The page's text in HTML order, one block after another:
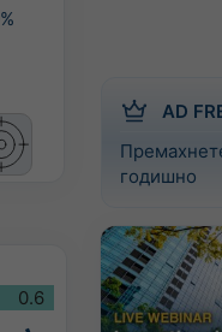
AD
годишно
0.6